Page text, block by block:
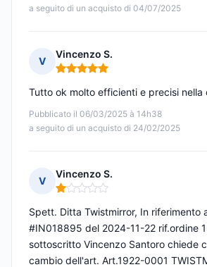
a seguito di un acquisto di 04/07/2025
V
Vincenzo S.
Nota: 5 su 5
Pubblicato il 06/03/2025 à 14h38
a seguito di un acquisto di 24/02/2025
Tutto ok molto efficienti e precisi nella
V
Vincenzo S.
Nota: 1 su 5
Spett. Ditta Twistmirror, In riferimento
#IN018895 del 2024-11-22 rif.ordine
sottoscritto Vincenzo Santoro chiede
cambio dell'art. Art.1922-0001